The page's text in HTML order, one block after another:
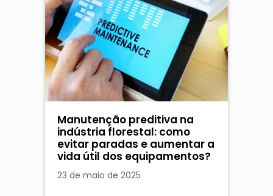
Manutenção preditiva na
indústria florestal: como
evitar paradas e aumentar a
vida útil dos equipamentos?
23 de maio de 2025